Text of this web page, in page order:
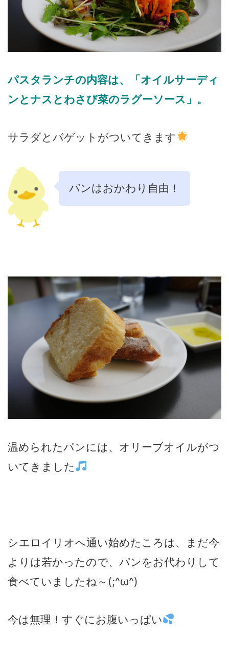
パスタランチの内容は、「オイルサーディ
ンとナスとわさび菜のラグーソース」。
サラダとバゲットがついてきます
パンはおかわり自由！
温められたパンには、オリーブオイルがつ
いてきました
シエロイリオへ通い始めたころは、まだ今
よりは若かったので、パンをお代わりして
食べていましたね～(;^ω^)
今は無理！すぐにお腹いっぱい